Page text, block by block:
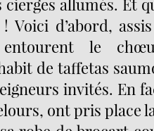
cierges allumés. Et
Voici d’abord,
entourent le
de taffetas
invités. En
ont pris place